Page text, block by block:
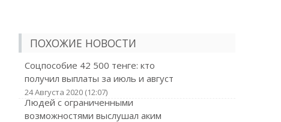
ПОХОЖИЕ НОВОСТИ
Соцпособие 42 500 тенге: кто
получил выплаты за июль и август
24 Августа 2020 (12:07)
Людей с ограниченными
возможностями выслушал аким